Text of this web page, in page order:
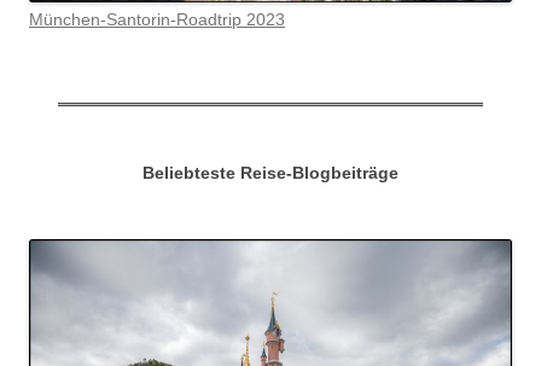
München-Santorin-Roadtrip 2023
Beliebteste Reise-Blogbeiträge